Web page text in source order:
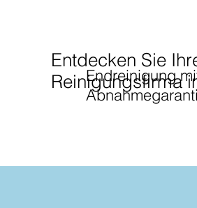
Entdecken Sie
Reinigungsfirma
Endreinigung